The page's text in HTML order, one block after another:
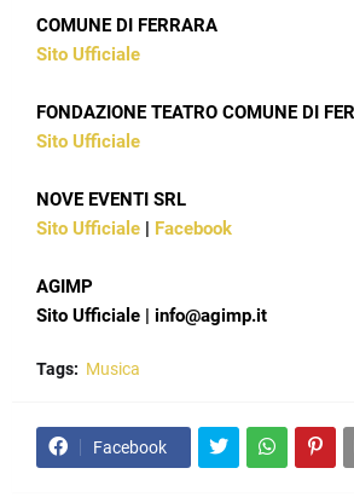
COMUNE DI FERRARA
Sito Ufficiale
FONDAZIONE TEATRO COMUNE DI
Sito Ufficiale
NOVE EVENTI SRL
Sito Ufficiale | Facebook
AGIMP
Sito Ufficiale | info@agimp.it
Tags: Musica
Facebook